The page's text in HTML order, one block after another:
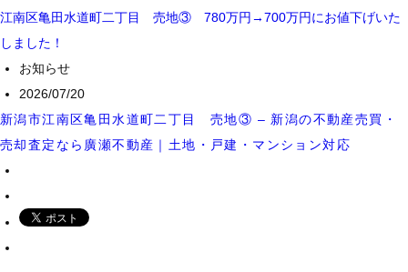
江南区亀田水道町二丁目 売地③ 780万円→700万円にお値下げいた
しました！
お知らせ
2026/07/20
新潟市江南区亀田水道町二丁目 売地③ – 新潟の不動産売買・
売却査定なら廣瀬不動産｜土地・戸建・マンション対応